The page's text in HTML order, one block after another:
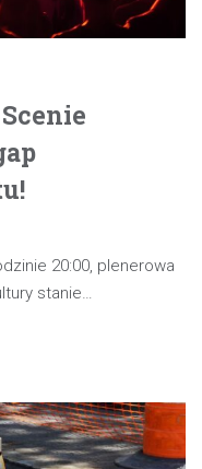
20:00, plenerowa
stanie…